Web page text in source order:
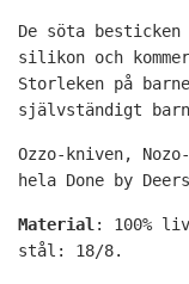
De söta
silikon och
Storleken på
självständigt
Ozzo-kniven,
hela Done by
Material : 100%
stål: 18/8.